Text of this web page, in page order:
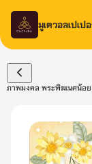
มูเตวอลเปเป
ภาพมงคล พระพิฆเนศน้อ